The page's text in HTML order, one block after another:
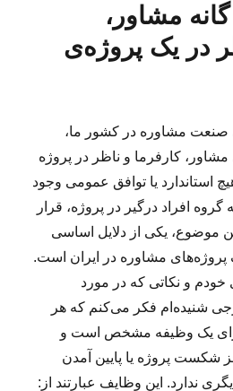
مشاور،
در یک پروژه‌ی
مشاوره در کشور ما،
کارفرما و ناظر در پروژه
استاندارد یا توافق عمومی وجود
افراد درگیر در پروژه، قرار
موضوع، یکی از دلایل اساسی
مشاوره در ایران است.
و نکاتی که در مورد
شنیده‌ام فکر می‌کنم که هر
یک وظیفه مشخص است و
شکست پروژه یا پایین آمدن
ندارد. این وظایف عبارتند از: